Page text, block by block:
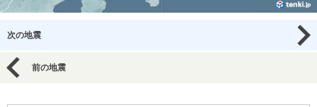
次の地震
前の地震